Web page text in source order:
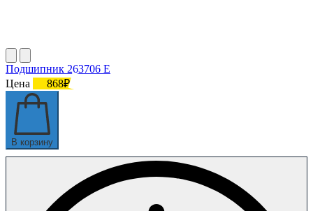
Подшипник 263706 Е
Цена
868₽
В корзину